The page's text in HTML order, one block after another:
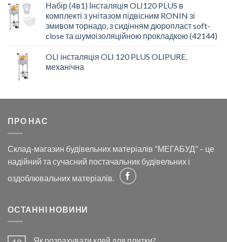
Набір (4в1) Інсталяція OLI120 PLUS в
комплекті з унітазом підвісним RONIN зі
змивом торнадо, з сидінням дюропласт soft-
close та шумоізоляційною прокладкою (42144)
OLI інсталяція OLI 120 PLUS OLIPURE,
механічна
ПРО НАС
Склад-магазин будівельних матеріалів “МЕГАБУД” – це
надійний та сучасний постачальник будівельних і
оздоблювальних матеріалів.
ОСТАННІ НОВИНИ